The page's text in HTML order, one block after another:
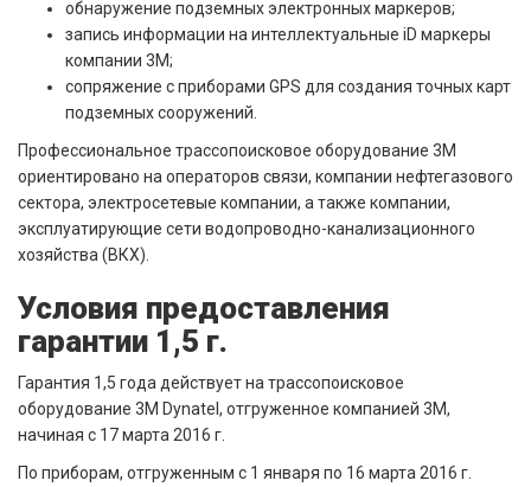
обнаружение подземных электронных маркеров;
запись информации на интеллектуальные iD маркеры
компании 3M;
сопряжение с приборами GPS для создания точных карт
подземных сооружений.
Профессиональное трассопоисковое оборудование 3M
ориентировано на операторов связи, компании нефтегазового
сектора, электросетевые компании, а также компании,
эксплуатирующие сети водопроводно-канализационного
хозяйства (ВКХ).
Условия предоставления
гарантии 1,5 г.
Гарантия 1,5 года действует на трассопоисковое
оборудование 3M Dynatel, отгруженное компанией 3M,
начиная с 17 марта 2016 г.
По приборам, отгруженным с 1 января по 16 марта 2016 г.